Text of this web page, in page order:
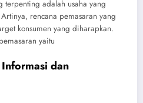
terpenting adalah usaha yang
rencana pemasaran yang
konsumen yang diharapkan.
yaitu
dan